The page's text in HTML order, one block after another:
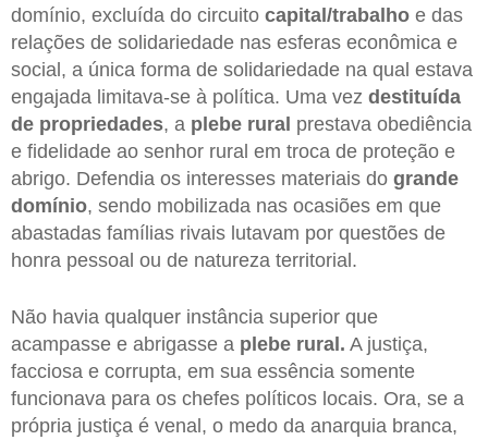
domínio, excluída do circuito capital/trabalho e das
relações de solidariedade nas esferas econômica e
social, a única forma de solidariedade na qual estava
engajada limitava-se à política. Uma vez destituída
de propriedades, a plebe rural prestava obediência
e fidelidade ao senhor rural em troca de proteção e
abrigo. Defendia os interesses materiais do grande
domínio, sendo mobilizada nas ocasiões em que
abastadas famílias rivais lutavam por questões de
honra pessoal ou de natureza territorial.
Não havia qualquer instância superior que
acampasse e abrigasse a plebe rural. A justiça,
facciosa e corrupta, em sua essência somente
funcionava para os chefes políticos locais. Ora, se a
própria justiça é venal, o medo da anarquia branca,